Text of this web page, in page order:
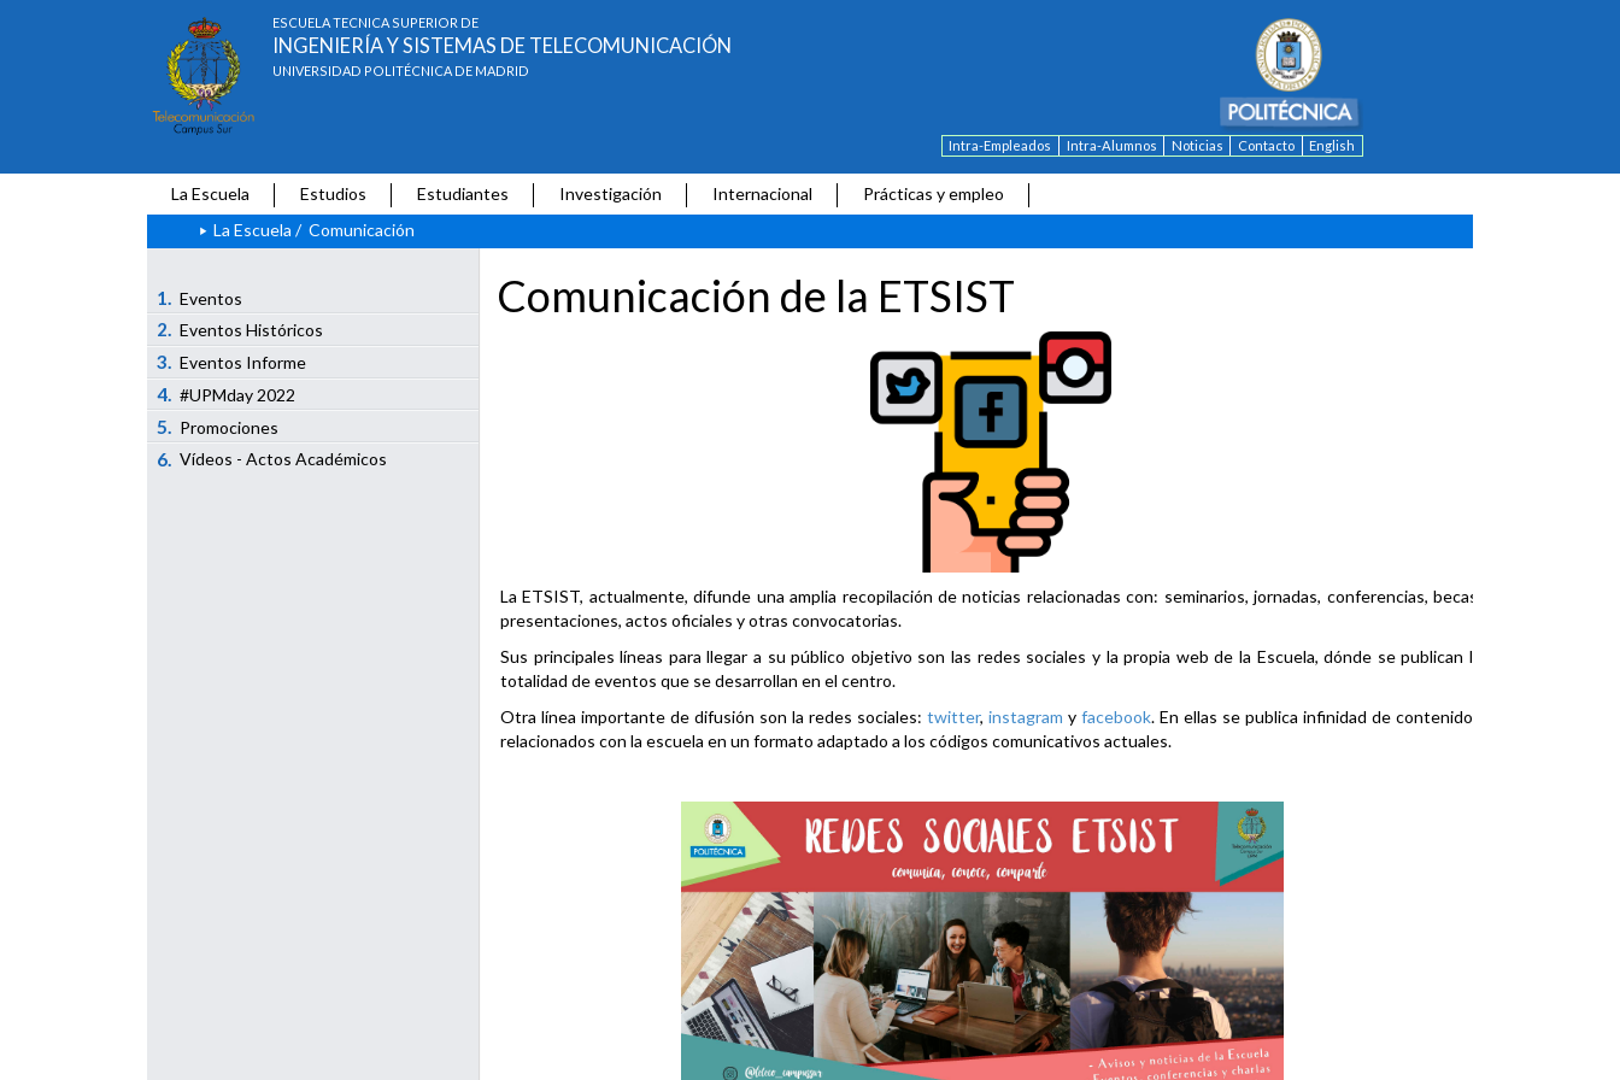
ESCUELA TÉCNICA SUPERIOR DE
INGENIERÍA Y SISTEMAS DE TELECOMUNICACIÓN
UNIVERSIDAD POLITÉCNICA DE MADRID
Intra-Empleados Intra-Alumnos Noticias Contacto English
La Escuela Estudios Estudiantes Investigación Internacional
Prácticas y empleo
La Escuela / Comunicación
1. Eventos
2. Eventos Históricos
3. Eventos Informe
4. #UPMday 2022
5. Promociones
6. Vídeos - Actos Académicos
Comunicación de la ETSIST
La ETSIST, actualmente, difunde una amplia recopilación de noticias relacionadas con: seminarios, jornadas, conferencias, becas,
presentaciones, actos oficiales y otras convocatorias.
Sus principales líneas para llegar a su público objetivo son las redes sociales y la propia web de la Escuela, dónde se publican la
totalidad de eventos que se desarrollan en el centro.
Otra línea importante de difusión son la redes sociales: twitter, instagram y facebook. En ellas se publica infinidad de contenidos
relacionados con la escuela en un formato adaptado a los códigos comunicativos actuales.